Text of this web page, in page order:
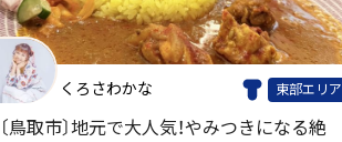
くろさわかな 東部エリア
〔鳥取市〕地元で大人気！やみつきになる絶